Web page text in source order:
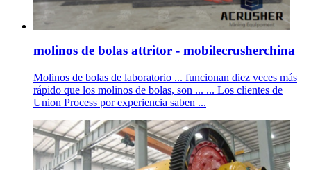
molinos de bolas attritor - mobilecrusherchina
Molinos de bolas de laboratorio ... funcionan diez veces más
rápido que los molinos de bolas, son ... ... Los clientes de
Union Process por experiencia saben ...